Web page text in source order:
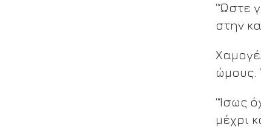
“Ώστε
στην
ώμους.
“Ίσως
μέχρι